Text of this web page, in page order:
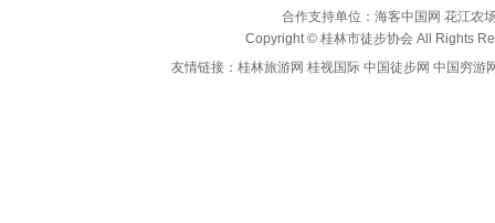
合作支持单位： 海客中国网 花江农
Copyright © 桂林市徒步协会All Rights
友情链接： 桂林旅游网 桂视国际 中国徒步网 中国穷游